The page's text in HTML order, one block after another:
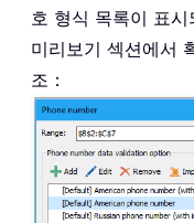
호 형식 목록이 표
미리보기 섹션에서
조：